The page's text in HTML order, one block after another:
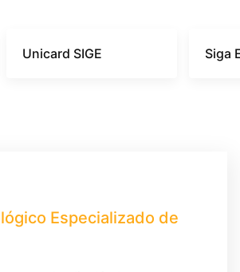
Unicard SIGE Siga
Especializado de